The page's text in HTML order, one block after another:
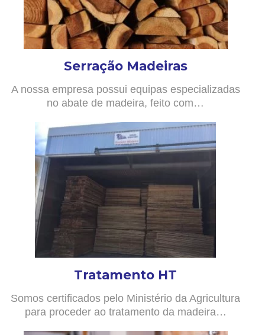
Serração Madeiras
A nossa empresa possui equipas especializadas
no abate de madeira, feito com…
Tratamento HT
Somos certificados pelo Ministério da Agricultura
para proceder ao tratamento da madeira…